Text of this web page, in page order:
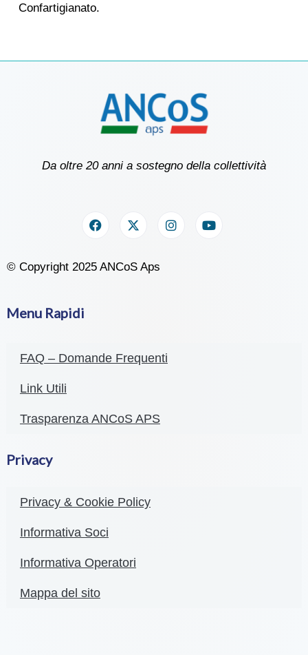
Confartigianato.
Da oltre 20 anni a sostegno della collettività
© Copyright 2025 ANCoS Aps
Menu Rapidi
FAQ – Domande Frequenti
Link Utili
Trasparenza ANCoS APS
Privacy
Privacy & Cookie Policy
Informativa Soci
Informativa Operatori
Mappa del sito